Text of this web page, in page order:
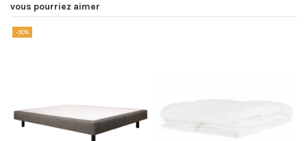
vous pourriez aimer
-30%